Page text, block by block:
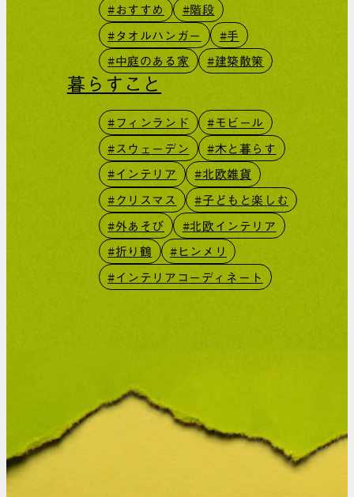
#おすすめ #階段
#タオルハンガー #手
#中庭のある家 #建築散策
暮らすこと
#フィンランド #モビール
#スウェーデン #木と暮らす
#インテリア #北欧雑貨
#クリスマス #子どもと楽しむ
#外あそび #北欧インテリア
#折り鶴 #ヒンメリ
#インテリアコーディネート